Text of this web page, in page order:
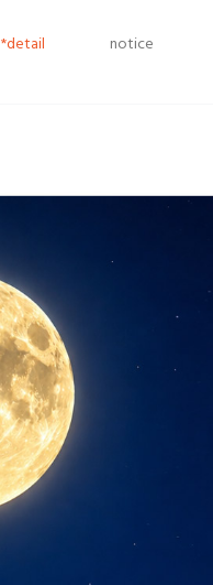
*detail notice